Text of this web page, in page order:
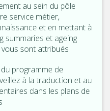
au sein du pôle
service métier,
et en mettant à
summaries et ageing
sont attribués
programme de
à la traduction et au
dans les plans de